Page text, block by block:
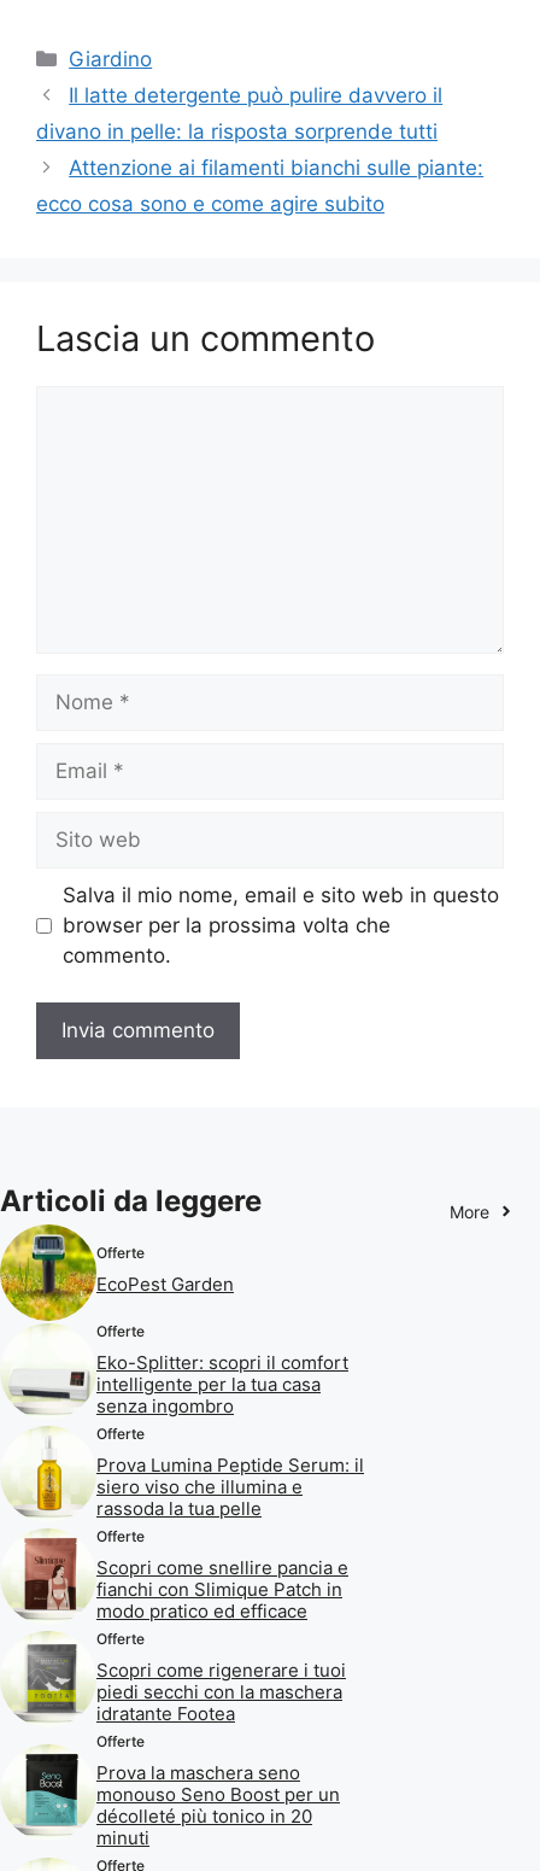
Categorie
Giardino
Il latte detergente può pulire davvero il
divano in pelle: la risposta sorprende tutti
Attenzione ai filamenti bianchi sulle piante:
ecco cosa sono e come agire subito
Lascia un commento
Nome
Email
Sito
web
Salva il mio nome, email e sito web in questo
browser per la prossima volta che
commento.
Articoli da leggere More
Offerte
EcoPest Garden
Offerte
Eko-Splitter: scopri il comfort
intelligente per la tua casa
senza ingombro
Offerte
Prova Lumina Peptide Serum: il
siero viso che illumina e
rassoda la tua pelle
Offerte
Scopri come snellire pancia e
fianchi con Slimique Patch in
modo pratico ed efficace
Offerte
Scopri come rigenerare i tuoi
piedi secchi con la maschera
idratante Footea
Offerte
Prova la maschera seno
monouso Seno Boost per un
décolleté più tonico in 20
minuti
Offerte